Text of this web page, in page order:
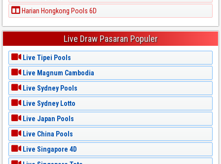
Harian Hongkong Pools 6D
Live Draw Pasaran Populer
Live Tipei Pools
Live Magnum Cambodia
Live Sydney Pools
Live Sydney Lotto
Live Japan Pools
Live China Pools
Live Singapore 4D